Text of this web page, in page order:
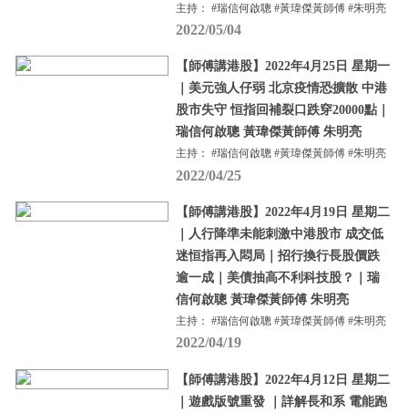
主持： #瑞信何啟聰 #黃瑋傑黃師傅 #朱明亮
2022/05/04
【師傅講港股】2022年4月25日 星期一
｜美元強人仔弱 北京疫情恐擴散 中港
股市失守 恒指回補裂口跌穿20000點｜
瑞信何啟聰 黃瑋傑黃師傅 朱明亮
主持： #瑞信何啟聰 #黃瑋傑黃師傅 #朱明亮
2022/04/25
【師傅講港股】2022年4月19日 星期二
｜人行降準未能刺激中港股市 成交低
迷恒指再入悶局｜招行換行長股價跌
逾一成｜美債抽高不利科技股？｜瑞
信何啟聰 黃瑋傑黃師傅 朱明亮
主持： #瑞信何啟聰 #黃瑋傑黃師傅 #朱明亮
2022/04/19
【師傅講港股】2022年4月12日 星期二
｜遊戲版號重發 ｜詳解長和系 電能跑